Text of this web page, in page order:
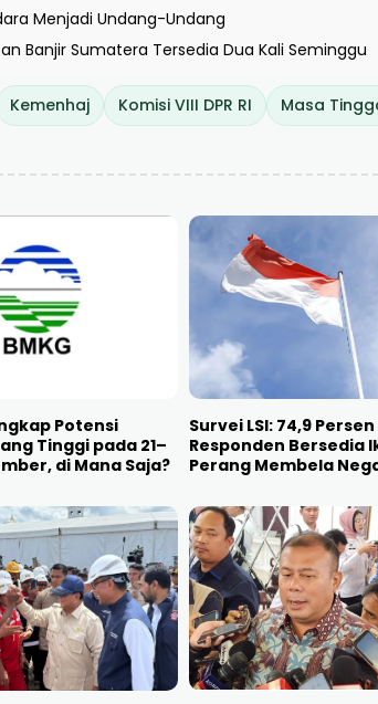
Menjadi Undang-Undang
Banjir Sumatera Tersedia Dua Kali Seminggu
Kemenhaj Komisi VIII DPR RI
Masa
Potensi
Tinggi pada 21–
di Mana Saja?
Survei LSI: 74,9 Persen
Responden Bersedia
Perang Membela